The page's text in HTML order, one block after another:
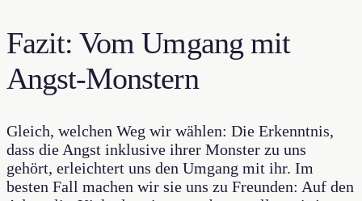
Fazit: Vom Umgang mit
Angst-Monstern
Gleich, welchen Weg wir wählen: Die Erkenntnis,
dass die Angst inklusive ihrer Monster zu uns
gehört, erleichtert uns den Umgang mit ihr. Im
besten Fall machen wir sie uns zu Freunden: Auf den